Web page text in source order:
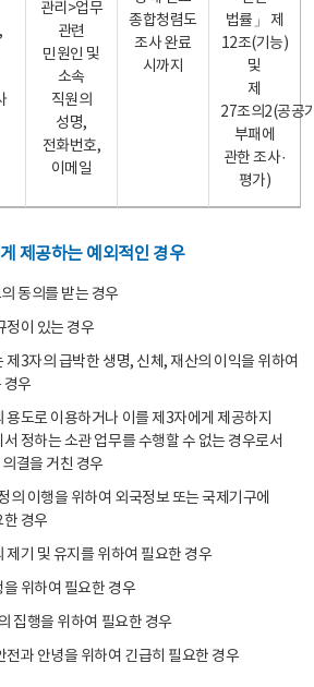
관리>업무
관련
민원인 및
소속
직원의
성명,
전화번호,
이메일
종합청렴도
조사 완료
시까지
법률」 제
12조(기능)
및
제
27조의2(공공
부패에
관한 조사·
평가)
제공하는 예외적인 경우
동의를 받는 경우
정이 있는 경우
제3자의 급박한 생명, 신체, 재산의 이익을 위하여
경우
용도로 이용하거나 이를 제3자에게 제공하지
정하는 소관 업무를 수행할 수 없는 경우로서
결을 거친 경우
의 이행을 위하여 외국정보 또는 국제기구에
경우
제기 및 유지를 위하여 필요한 경우
위하여 필요한 경우
집행을 위하여 필요한 경우
전과 안녕을 위하여 긴급히 필요한 경우